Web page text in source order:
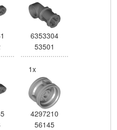
6353304
53501
1x
4297210
56145